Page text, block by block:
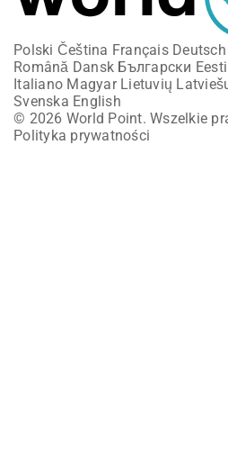
Polski Čeština Français Deutsch
Română Dansk Български Eesti
Italiano Magyar Lietuvių
Svenska English
© 2026 World Point. Wszelkie
Polityka prywatności